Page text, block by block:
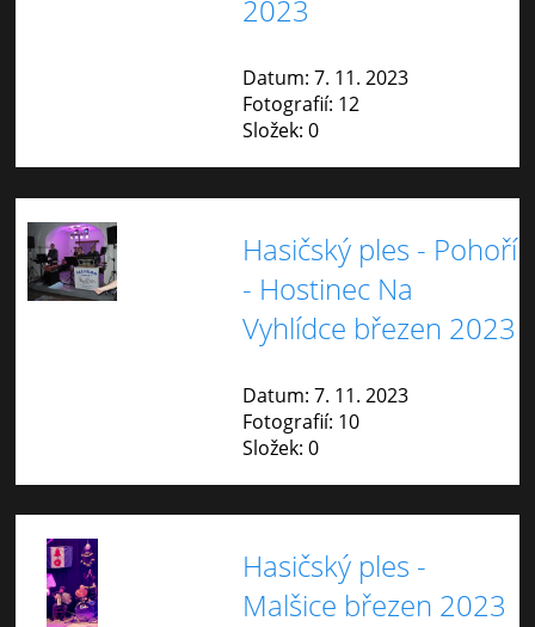
2023
Datum: 7. 11. 2023
Fotografií: 12
Složek: 0
Hasičský ples - Pohoří
- Hostinec Na
Vyhlídce březen 2023
Datum: 7. 11. 2023
Fotografií: 10
Složek: 0
Hasičský ples -
Malšice březen 2023